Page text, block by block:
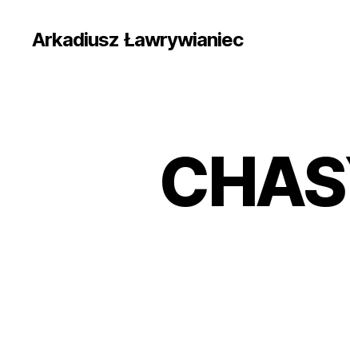
Arkadiusz Ławrywianiec